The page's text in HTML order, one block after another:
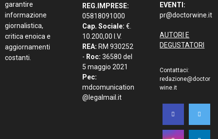
garantire
informazione
giornalistica,
critica enoica e
aggiornamenti
costanti.
REG.IMPRESE:
05818091000
Cap. Sociale: €.
10.200,00 I.V.
REA: RM 930252
- Roc: 36580 del
5 maggio 2021
Pec:
mdcomunication
@legalmail.it
EVENTI:
pr@doctorwine.it
AUTORI E
DEGUSTATORI
Contattaci:
redazione@doctor
wine.it